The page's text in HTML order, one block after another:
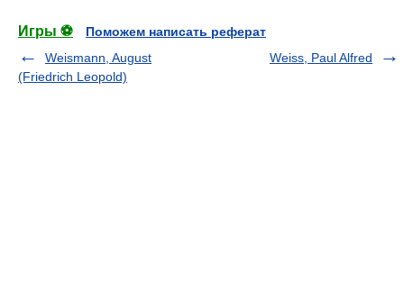
Игры ⚽
Поможем написать реферат
Weismann, August
(Friedrich Leopold)
Weiss, Paul Alfred